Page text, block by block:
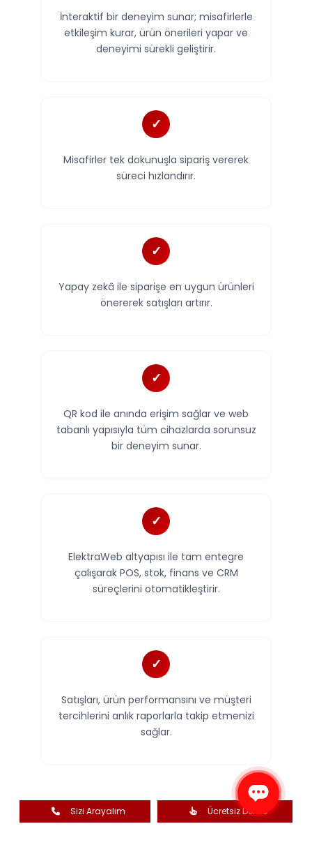
İnteraktif bir deneyim sunar; misafirlerle
etkileşim kurar, ürün önerileri yapar ve
deneyimi sürekli geliştirir.
Misafirler tek dokunuşla sipariş vererek
süreci hızlandırır.
Yapay zekâ ile siparişe en uygun ürünleri
önererek satışları artırır.
QR kod ile anında erişim sağlar ve web
tabanlı yapısıyla tüm cihazlarda sorunsuz
bir deneyim sunar.
ElektraWeb altyapısı ile tam entegre
çalışarak POS, stok, finans ve CRM
süreçlerini otomatikleştirir.
Satışları, ürün performansını ve müşteri
tercihlerini anlık raporlarla takip etmenizi
sağlar.
Sizi Arayalım Ücretsiz Demo